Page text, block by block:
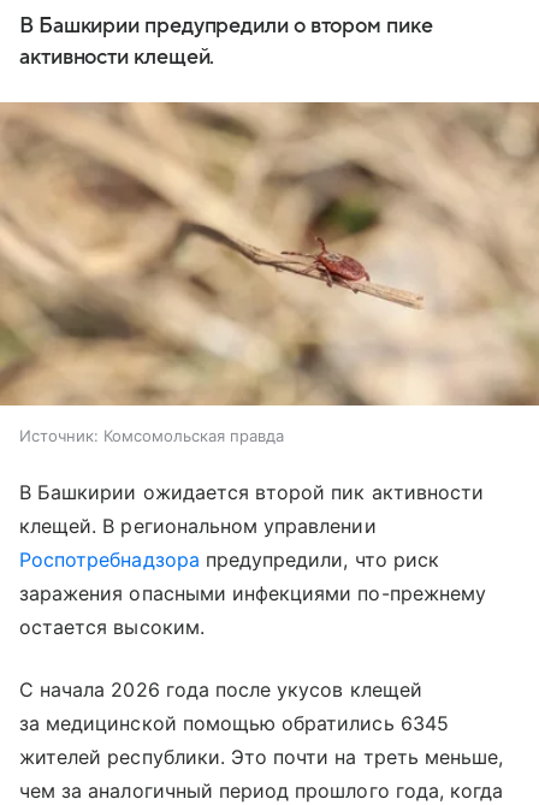
В Башкирии предупредили о втором пике
активности клещей.
Источник: Комсомольская правда
В Башкирии ожидается второй пик активности
клещей. В региональном управлении
Роспотребнадзора предупредили, что риск
заражения опасными инфекциями по-прежнему
остается высоким.
С начала 2026 года после укусов клещей
за медицинской помощью обратились 6345
жителей республики. Это почти на треть меньше,
чем за аналогичный период прошлого года, когда